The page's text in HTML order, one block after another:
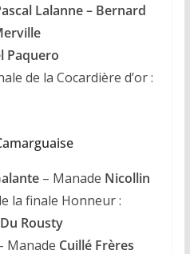
Lalanne – Bernard
Paquero
de la Cocardière d’or :
– Manade Nicollin
la finale Honneur :
Du Rousty
Manade Cuillé Frères